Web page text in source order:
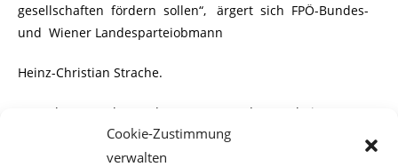
Cookie-Zustimmung
verwalten
gesellschaften fördern sollen“, ärgert sich FPÖ-Bundes-
und Wiener Landesparteiobmann
Heinz-Christian Strache.
Rot-Schwarz steht vor den Trümmern der gescheiterte
Politik, türkischen Migranten permanent